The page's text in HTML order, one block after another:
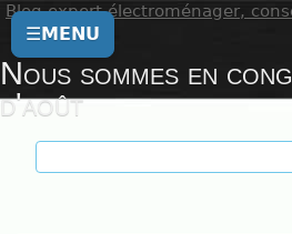
Blog expert électroménager,
Nous sommes en
d'août
☰MENU